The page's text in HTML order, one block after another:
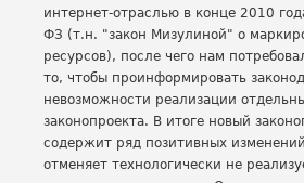
интернет-отраслью в конце 2010
ФЗ (т.н. "закон Мизулиной" о
ресурсов), после чего нам
то, чтобы проинформировать
невозможности реализации
законопроекта. В итоге новый
содержит ряд позитивных
отменяет технологически не